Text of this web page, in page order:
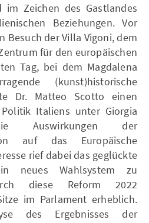
im Zeichen des Gastlandes
Beziehungen. Vor
Besuch der Villa Vigoni, dem
für den europäischen
Tag, bei dem Magdalena
(kunst)historische
Dr. Matteo Scotto einen
Italiens unter Giorgia
Auswirkungen der
auf das Europäische
rief dabei das geglückte
neues Wahlsystem zu
diese Reform 2022
im Parlament erheblich.
des Ergebnisses der